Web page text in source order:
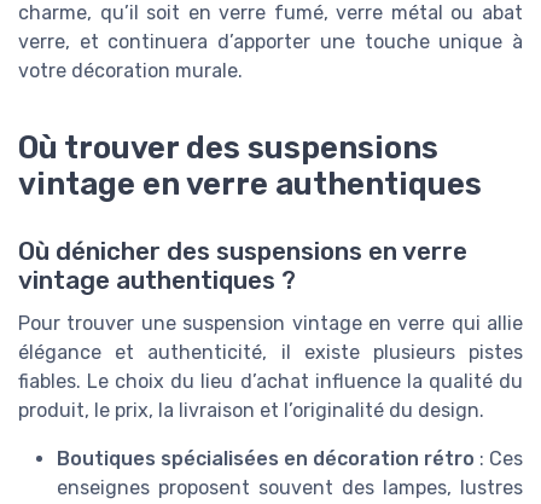
charme, qu’il soit en verre fumé, verre métal ou abat
verre, et continuera d’apporter une touche unique à
votre décoration murale.
Où trouver des suspensions
vintage en verre authentiques
Où dénicher des suspensions en verre
vintage authentiques ?
Pour trouver une suspension vintage en verre qui allie
élégance et authenticité, il existe plusieurs pistes
fiables. Le choix du lieu d’achat influence la qualité du
produit, le prix, la livraison et l’originalité du design.
Boutiques spécialisées en décoration rétro : Ces
enseignes proposent souvent des lampes, lustres